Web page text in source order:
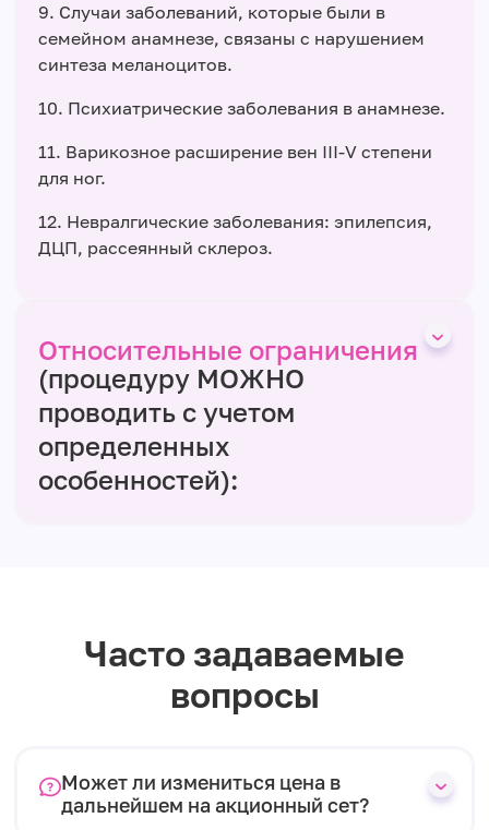
9. Случаи заболеваний, которые были в
семейном анамнезе, связаны с нарушением
синтеза меланоцитов.
10. Психиатрические заболевания в анамнезе.
11. Варикозное расширение вен ІІІ-V степени
для ног.
12. Невралгические заболевания: эпилепсия,
ДЦП, рассеянный склероз.
Относительные ограничения
(процедуру МОЖНО
проводить с учетом
определенных
особенностей):
Часто задаваемые
вопросы
Может ли измениться цена в
дальнейшем на акционный сет?